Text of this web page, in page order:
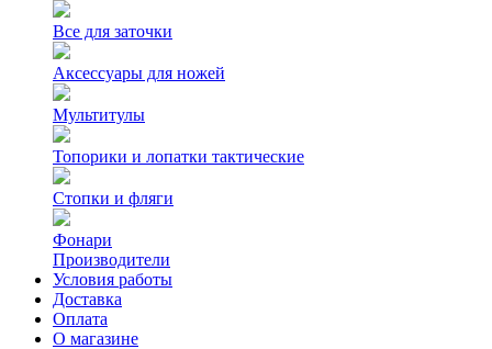
Все для заточки
Аксессуары для ножей
Мультитулы
Топорики и лопатки тактические
Стопки и фляги
Фонари
Производители
Условия работы
Доставка
Оплата
О магазине